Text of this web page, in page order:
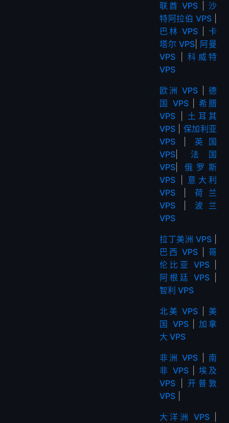
联酋 VPS |沙
特阿拉伯 VPS|
巴林 VPS |卡
塔尔 VPS| 阿曼
VPS
科威特
VPS
欧洲 VPS |德
国 VPS|希腊
VPS
土耳其
VPS
保加利亚
VPS
英国
VPS
法国
VPS
俄罗斯
VPS
意大利
VPS
荷兰
VPS
波兰
VPS
拉丁美洲 VPS|
巴西 VPS |哥
伦比亚 VPS
阿根廷 VPS
智利 VPS
北美 VPS
美
国 VPS|加拿
大 VPS
非洲 VPS
南
非 VPS|埃及
VPS
开普敦
VPS
大洋洲 VPS